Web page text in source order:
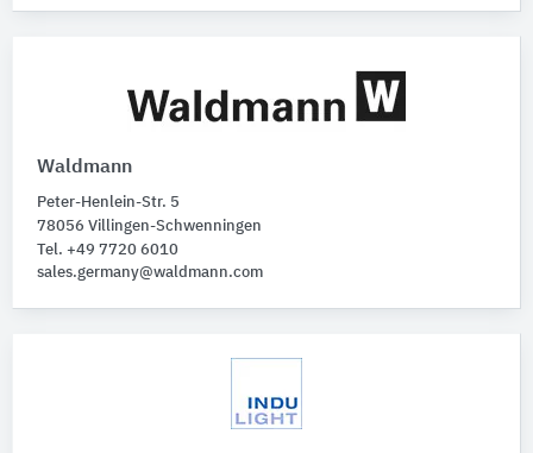
Waldmann
Peter-Henlein-Str. 5
78056 Villingen-Schwenningen
Tel. +49 7720 6010
sales.germany@waldmann.com